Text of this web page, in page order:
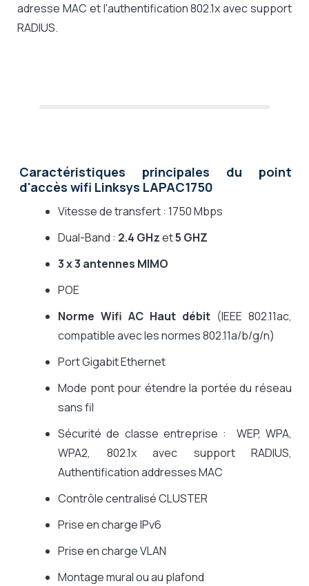
adresse MAC et l'authentification 802.1x avec support
RADIUS.
Caractéristiques principales du point
d'accès wifi Linksys LAPAC1750
Vitesse de transfert : 1750 Mbps
Dual-Band : 2.4 GHzet5 GHZ
3 x 3 antennes MIMO
POE
Norme Wifi AC Haut débit (IEEE 802.11ac,
compatible avec les normes 802.11a/b/g/n)
Port Gigabit Ethernet
Mode pont pour étendre la portée du réseau
sans fil
Sécurité de classe entreprise : WEP, WPA,
WPA2, 802.1x avec support RADIUS,
Authentification addresses MAC
Contrôle centralisé CLUSTER
Prise en charge IPv6
Prise en charge VLAN
Montage mural ou au plafond